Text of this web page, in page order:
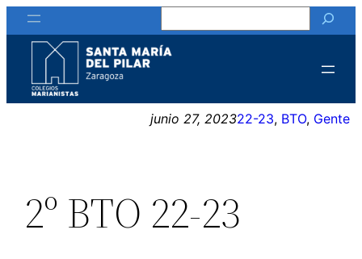
Saltar
al
contenido
junio 27, 202322-23, BTO, Gente
2º BTO 22-23